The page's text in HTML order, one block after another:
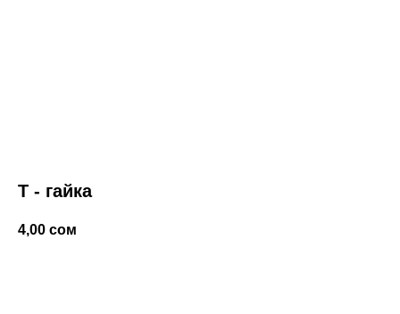
Т - гайка
4,00 сом